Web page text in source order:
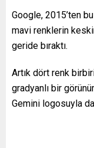
Google, 2015’ten bu
mavi renklerin
geride bıraktı.
Artık dört renk
gradyanlı bir
Gemini logosuyla